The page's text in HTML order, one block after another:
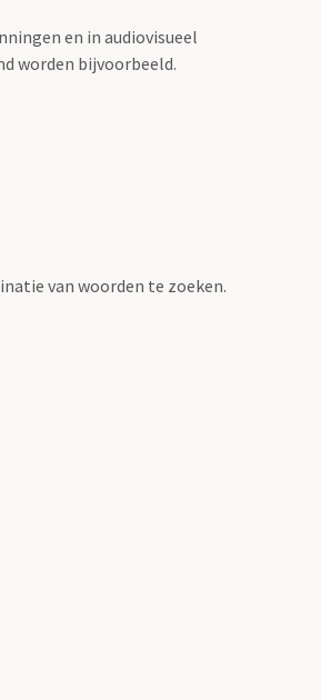
en in audiovisueel
worden bijvoorbeeld.
van woorden te zoeken.